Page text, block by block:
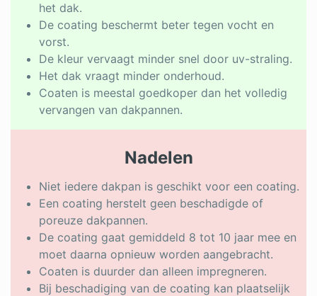
het dak.
De coating beschermt beter tegen vocht en
vorst.
De kleur vervaagt minder snel door uv-straling.
Het dak vraagt minder onderhoud.
Coaten is meestal goedkoper dan het volledig
vervangen van dakpannen.
Nadelen
Niet iedere dakpan is geschikt voor een coating.
Een coating herstelt geen beschadigde of
poreuze dakpannen.
De coating gaat gemiddeld 8 tot 10 jaar mee en
moet daarna opnieuw worden aangebracht.
Coaten is duurder dan alleen impregneren.
Bij beschadiging van de coating kan plaatselijk